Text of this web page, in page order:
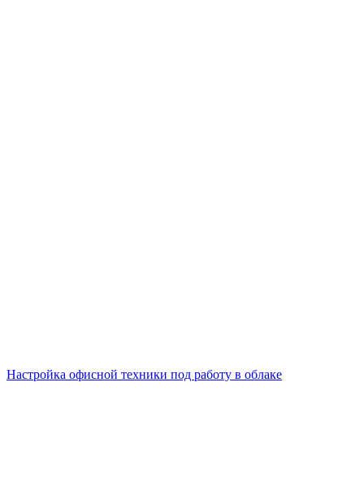
Настройка офисной техники под работу в облаке